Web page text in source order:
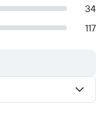
34
117